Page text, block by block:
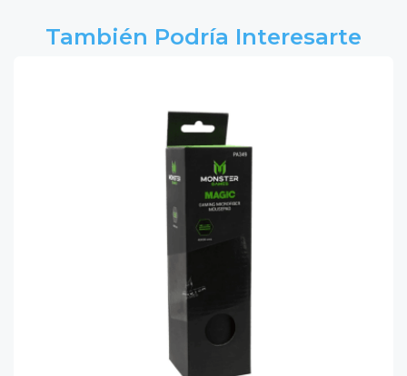
También Podría Interesarte